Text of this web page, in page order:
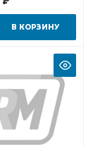
В КОРЗИНУ